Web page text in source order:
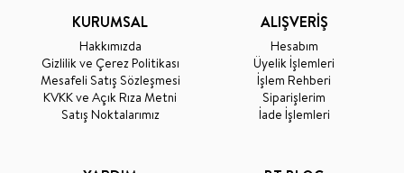
KURUMSAL
Hakkımızda
Gizlilik ve Çerez Politikası
Mesafeli Satış Sözleşmesi
KVKK ve Açık Rıza Metni
Satış Noktalarımız
ALIŞVERİŞ
Hesabım
Üyelik İşlemleri
İşlem Rehberi
Siparişlerim
İade İşlemleri